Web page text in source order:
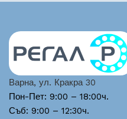
Варна, ул. Кракра 30
Пон-Пет: 9:00 – 18:00ч.
Съб: 9:00 – 12:30ч.